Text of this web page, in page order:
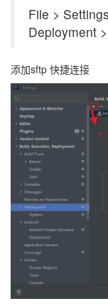
File >
Deployment
添加sftp 快捷连接